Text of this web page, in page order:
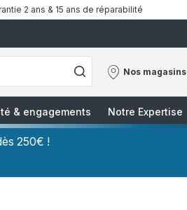
2 ans & 15 ans de réparabilité
Nos magasins
Nos
& engagements Notre Expertise
250€ !